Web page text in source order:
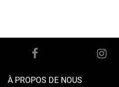
À PROPOS DE NOUS